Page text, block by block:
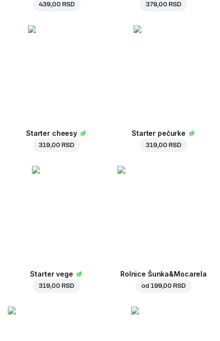
439,00 RSD 379,00 RSD
Starter cheesy
319,00 RSD
Starter pečurke
319,00 RSD
Starter vege
319,00 RSD
Rolnice Šunka&Mocarela
od 199,00 RSD